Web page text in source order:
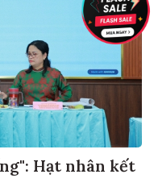
Hạt nhân kết